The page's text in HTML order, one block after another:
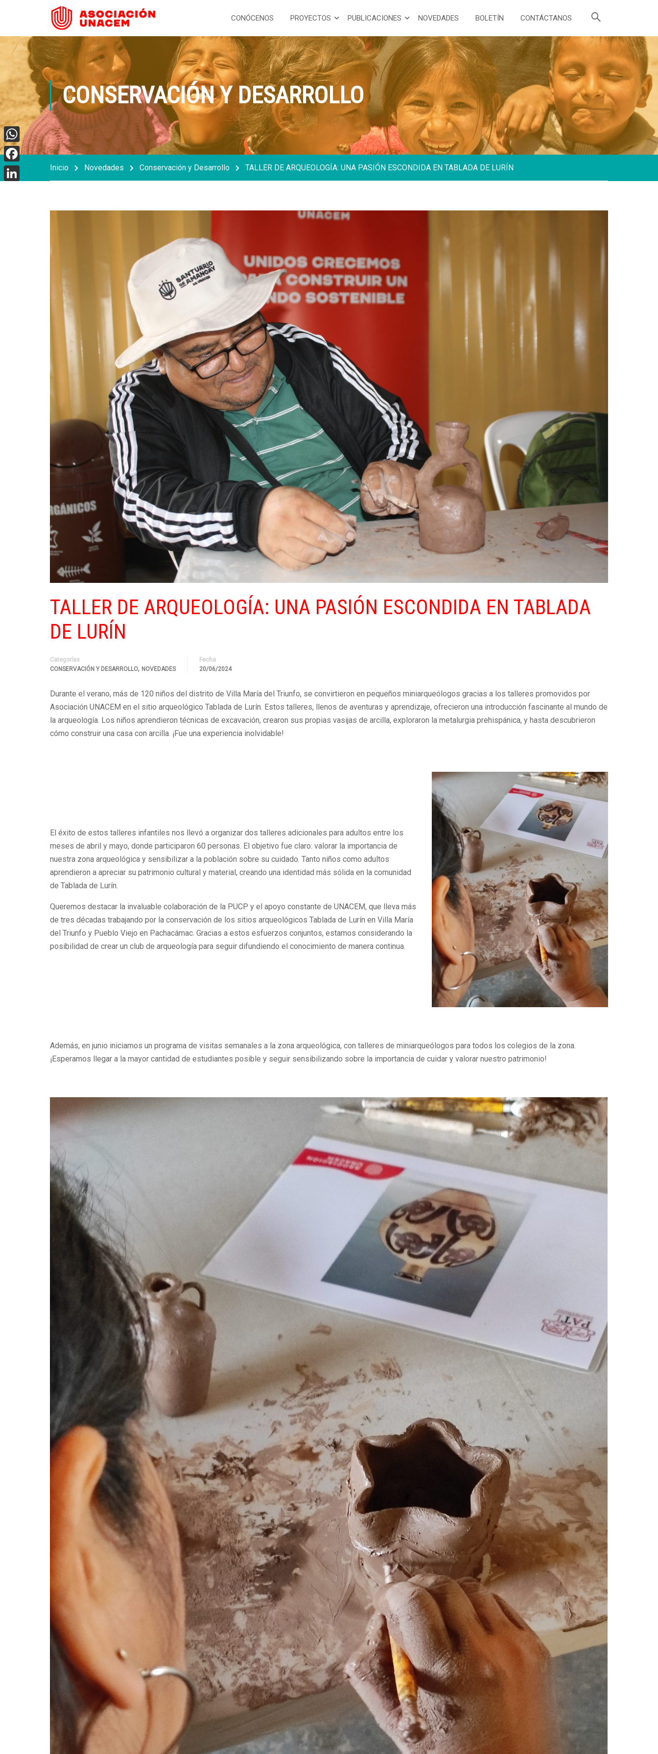
CONÓCENOS PROYECTOS PUBLICACIONES NOVEDADES BOLETÍN CONTÁCTANOS
CONSERVACIÓN Y DESARROLLO
Inicio Novedades Conservación y Desarrollo TALLER DE ARQUEOLOGÍA: UNA PASIÓN ESCONDIDA EN TABLADA DE LURÍN
TALLER DE ARQUEOLOGÍA: UNA PASIÓN ESCONDIDA EN TABLADA
DE LURÍN
Categorías
CONSERVACIÓN Y DESARROLLO, NOVEDADES
Fecha
20/06/2024
Durante el verano, más de 120 niños del distrito de Villa María del Triunfo, se convirtieron en pequeños miniarqueólogos gracias a los talleres promovidos por
Asociación UNACEM en el sitio arqueológico Tablada de Lurín. Estos talleres, llenos de aventuras y aprendizaje, ofrecieron una introducción fascinante al mundo de
la arqueología. Los niños aprendieron técnicas de excavación, crearon sus propias vasijas de arcilla, exploraron la metalurgia prehispánica, y hasta descubrieron
cómo construir una casa con arcilla. ¡Fue una experiencia inolvidable!
El éxito de estos talleres infantiles nos llevó a organizar dos talleres adicionales para adultos entre los
meses de abril y mayo, donde participaron 60 personas. El objetivo fue claro: valorar la importancia de
nuestra zona arqueológica y sensibilizar a la población sobre su cuidado. Tanto niños como adultos
aprendieron a apreciar su patrimonio cultural y material, creando una identidad más sólida en la comunidad
de Tablada de Lurín.
Queremos destacar la invaluable colaboración de la PUCP y el apoyo constante de UNACEM, que lleva más
de tres décadas trabajando por la conservación de los sitios arqueológicos Tablada de Lurín en Villa María
del Triunfo y Pueblo Viejo en Pachacámac. Gracias a estos esfuerzos conjuntos, estamos considerando la
posibilidad de crear un club de arqueología para seguir difundiendo el conocimiento de manera continua.
Además, en junio iniciamos un programa de visitas semanales a la zona arqueológica, con talleres de miniarqueólogos para todos los colegios de la zona.
¡Esperamos llegar a la mayor cantidad de estudiantes posible y seguir sensibilizando sobre la importancia de cuidar y valorar nuestro patrimonio!
WhatsApp
Facebook